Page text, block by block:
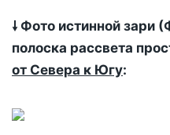
🠗 Фото истинной зари
полоска рассвета
от Севера к Югу: